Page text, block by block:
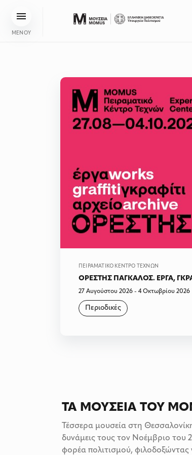
ΜΕΝΟΥ
ΠΕΙΡΑΜΑΤΙΚΟ ΚΕΝΤΡΟ ΤΕΧΝΩΝ
ΟΡΕΣΤΗΣ ΠΑΓΚΑΛΟΣ. ΕΡΓΑ,
27 Αυγούστου 2026 - 4 Οκτωβρίου 2026
Περιοδικές
ΤΑ ΜΟΥΣΕΙΑ ΤΟΥ
Τέσσερα μουσεία στη
δυνάμεις τους τον Νοέμβριο του
φορέα πολιτισμού,